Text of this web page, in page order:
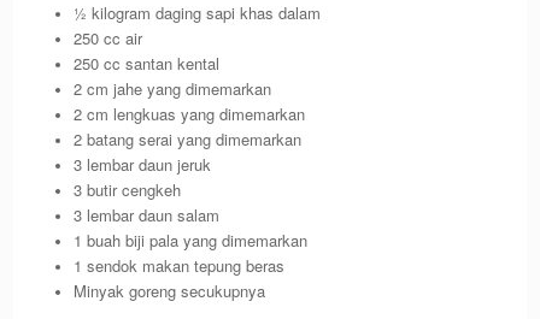
½ kilogram daging sapi khas dalam
250 cc air
250 cc santan kental
2 cm jahe yang dimemarkan
2 cm lengkuas yang dimemarkan
2 batang serai yang dimemarkan
3 lembar daun jeruk
3 butir cengkeh
3 lembar daun salam
1 buah biji pala yang dimemarkan
1 sendok makan tepung beras
Minyak goreng secukupnya